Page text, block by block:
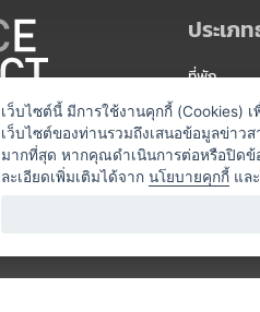
ประเภ
ที่พัก
สถานที่จัด
ท่องเที่ยว /
ออแกไนเซ
บริการสำ
เว็บไซต์นี้ มีการใช้งานคุกกี้ (Cookies)
เว็บไซต์ของท่านรวมถึงเสนอข้อมูลข่าว
มากที่สุด หากคุณดำเนินการต่อหรือปิดข้
ละเอียดเพิ่มเติมได้จาก นโยบายคุกกี้ และ